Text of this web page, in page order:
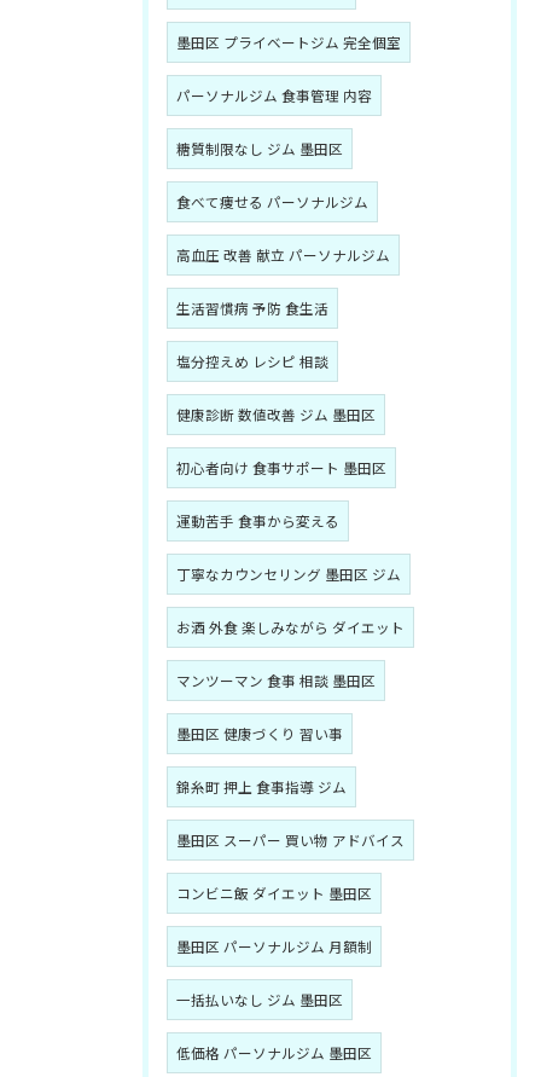
墨田区 プライベートジム 完全個室
パーソナルジム 食事管理 内容
糖質制限なし ジム 墨田区
食べて痩せる パーソナルジム
高血圧 改善 献立 パーソナルジム
生活習慣病 予防 食生活
塩分控えめ レシピ 相談
健康診断 数値改善 ジム 墨田区
初心者向け 食事サポート 墨田区
運動苦手 食事から変える
丁寧なカウンセリング 墨田区 ジム
お酒 外食 楽しみながら ダイエット
マンツーマン 食事 相談 墨田区
墨田区 健康づくり 習い事
錦糸町 押上 食事指導 ジム
墨田区 スーパー 買い物 アドバイス
コンビニ飯 ダイエット 墨田区
墨田区 パーソナルジム 月額制
一括払いなし ジム 墨田区
低価格 パーソナルジム 墨田区